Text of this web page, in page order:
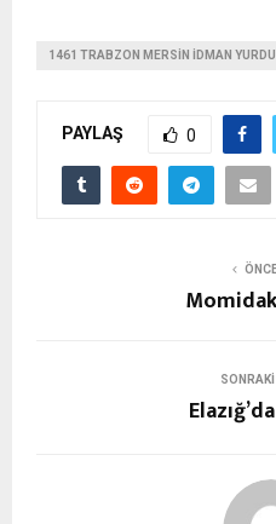
1461 TRABZON MERSIN IDMAN YURDU
PAYLAŞ 0
SONRAKI